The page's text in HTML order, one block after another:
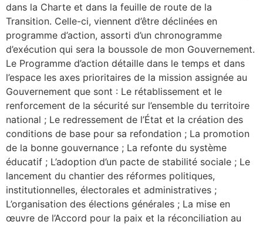
dans la Charte et dans la feuille de route de la
Transition. Celle-ci, viennent d’être déclinées en
programme d’action, assorti d’un chronogramme
d’exécution qui sera la boussole de mon Gouvernement.
Le Programme d’action détaille dans le temps et dans
l’espace les axes prioritaires de la mission assignée au
Gouvernement que sont : Le rétablissement et le
renforcement de la sécurité sur l’ensemble du territoire
national ; Le redressement de l’État et la création des
conditions de base pour sa refondation ; La promotion
de la bonne gouvernance ; La refonte du système
éducatif ; L’adoption d’un pacte de stabilité sociale ; Le
lancement du chantier des réformes politiques,
institutionnelles, électorales et administratives ;
L’organisation des élections générales ; La mise en
œuvre de l’Accord pour la paix et la réconciliation au